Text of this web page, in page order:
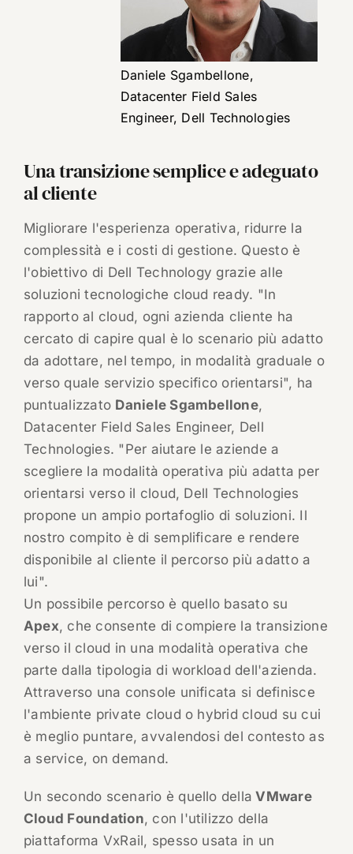
Daniele Sgambellone,
Datacenter Field Sales
Engineer, ‎Dell Technologies
Una transizione semplice e adeguato
al cliente
Migliorare l'esperienza operativa, ridurre la
complessità e i costi di gestione. Questo è
l'obiettivo di Dell Technology grazie alle
soluzioni tecnologiche cloud ready. "In
rapporto al cloud, ogni azienda cliente ha
cercato di capire qual è lo scenario più adatto
da adottare, nel tempo, in modalità graduale o
verso quale servizio specifico orientarsi", ha
puntualizzato Daniele Sgambellone,
Datacenter Field Sales Engineer, ‎Dell
Technologies. "Per aiutare le aziende a
scegliere la modalità operativa più adatta per
orientarsi verso il cloud, Dell Technologies
propone un ampio portafoglio di soluzioni. Il
nostro compito è di semplificare e rendere
disponibile al cliente il percorso più adatto a
lui".
Un possibile percorso è quello basato su
Apex, che consente di compiere la transizione
verso il cloud in una modalità operativa che
parte dalla tipologia di workload dell'azienda.
Attraverso una console unificata si definisce
l'ambiente private cloud o hybrid cloud su cui
è meglio puntare, avvalendosi del contesto as
a service, on demand.
Un secondo scenario è quello della VMware
Cloud Foundation, con l'utilizzo della
piattaforma VxRail, spesso usata in un